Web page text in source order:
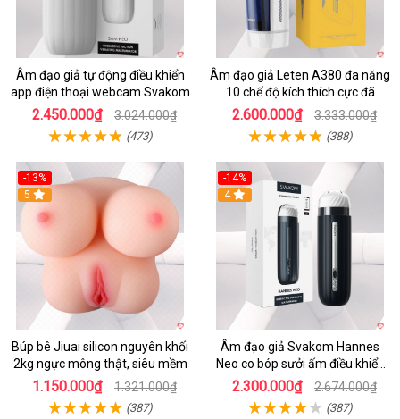
Âm đạo giả tự động điều khiển
app điện thoại webcam Svakom
2.450.000₫ 3.024.000₫
(473)
Âm đạo giả Leten A380 đa năng
10 chế độ kích thích cực đã
2.600.000₫ 3.333.000₫
(388)
-13%
5
Búp bê Jiuai silicon nguyên khối
2kg ngực mông thật, siêu mềm
1.150.000₫ 1.321.000₫
(387)
-14%
4
Âm đạo giả Svakom Hannes
Neo co bóp sưởi ấm điều khiển
app tiện lợi
2.300.000₫ 2.674.000₫
(387)